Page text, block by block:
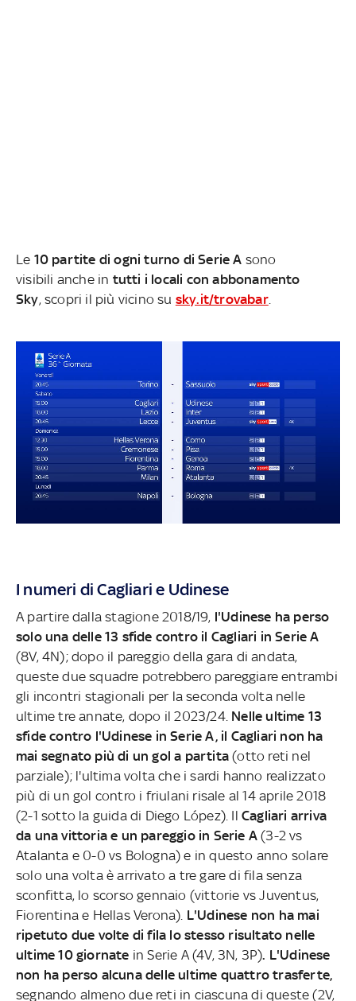
Le 10 partite di ogni turno di Serie A sono
visibili anche in tutti i locali con abbonamento
Sky, scopri il più vicino su sky.it/trovabar.
I numeri di Cagliari e Udinese
A partire dalla stagione 2018/19, l'Udinese ha perso
solo una delle 13 sfide contro il Cagliari in Serie A
(8V, 4N); dopo il pareggio della gara di andata,
queste due squadre potrebbero pareggiare entrambi
gli incontri stagionali per la seconda volta nelle
ultime tre annate, dopo il 2023/24. Nelle ultime 13
sfide contro l'Udinese in Serie A, il Cagliari non ha
mai segnato più di un gol a partita (otto reti nel
parziale); l'ultima volta che i sardi hanno realizzato
più di un gol contro i friulani risale al 14 aprile 2018
(2-1 sotto la guida di Diego López). Il Cagliari arriva
da una vittoria e un pareggio in Serie A (3-2 vs
Atalanta e 0-0 vs Bologna) e in questo anno solare
solo una volta è arrivato a tre gare di fila senza
sconfitta, lo scorso gennaio (vittorie vs Juventus,
Fiorentina e Hellas Verona). L'Udinese non ha mai
ripetuto due volte di fila lo stesso risultato nelle
ultime 10 giornate in Serie A (4V, 3N, 3P). L'Udinese
non ha perso alcuna delle ultime quattro trasferte,
segnando almeno due reti in ciascuna di queste (2V,